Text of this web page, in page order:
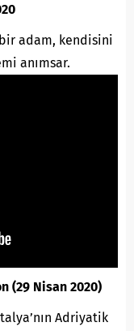
adam, kendisini
anımsar.
(29 Nisan 2020)
Adriyatik